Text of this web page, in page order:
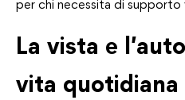
per chi necessita di supporto
La vista e
vita quotidiana